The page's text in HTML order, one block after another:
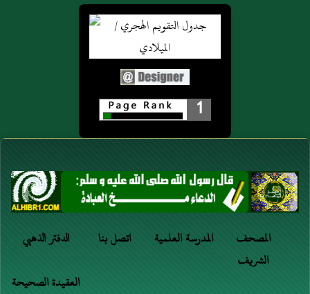
1
الدفتر الذهبي اتصل بنا المدرسة العلمية
المصحف
الشريف
العقيدة الصحيحة